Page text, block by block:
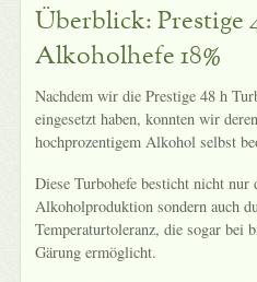
Überblick: Prestige
Alkoholhefe 18%
Nachdem wir die Prestige 48 h
eingesetzt haben, konnten wir
hochprozentigem Alkohol selbst
Diese Turbohefe besticht nicht nur
Alkoholproduktion sondern auch
Temperaturtoleranz, die sogar bei
Gärung ermöglicht.